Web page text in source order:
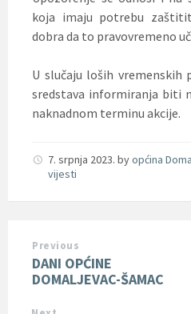
koja imaju potrebu
dobra da to pravovremeno
U slučaju loših vremenskih
sredstava informiranja biti
naknadnom terminu akcije.
7. srpnja 2023. byopćina
vijesti
Previous
DANI OPĆINE
DOMALJEVAC-ŠAMAC